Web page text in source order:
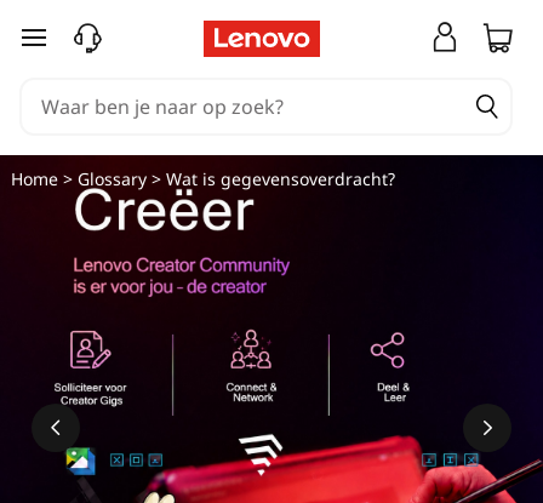
W
Ga naar de hoofdinhoud
Home> Glossary> Wat is gegevensoverdracht?